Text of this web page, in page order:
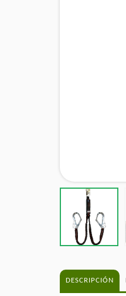
DESCRIPCIÓN